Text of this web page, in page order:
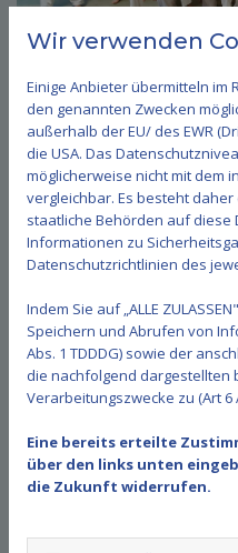
Karatekas des
in Bonn
22. November 2023
Einige Karatekas des TV
nahmen am Vollkontakt-
Karateschule
freundschaftlicher
und viel gelacht. Wir
Begegnung.
Wir verwenden
Einige Anbieter übermitteln im
den genannten Zwecken
außerhalb der EU/ des EWR
die USA. Das
möglicherweise nicht mit dem
vergleichbar. Es besteht
staatliche Behörden auf
Informationen zu
Datenschutzrichtlinien des
Indem Sie auf „ALLE
Speichern und Abrufen von
Abs. 1 TDDDG) sowie der
die nachfolgend dargestellten
Verarbeitungszwecke zu (Art 6
Eine bereits erteilte
über den links unten
die Zukunft widerrufen.